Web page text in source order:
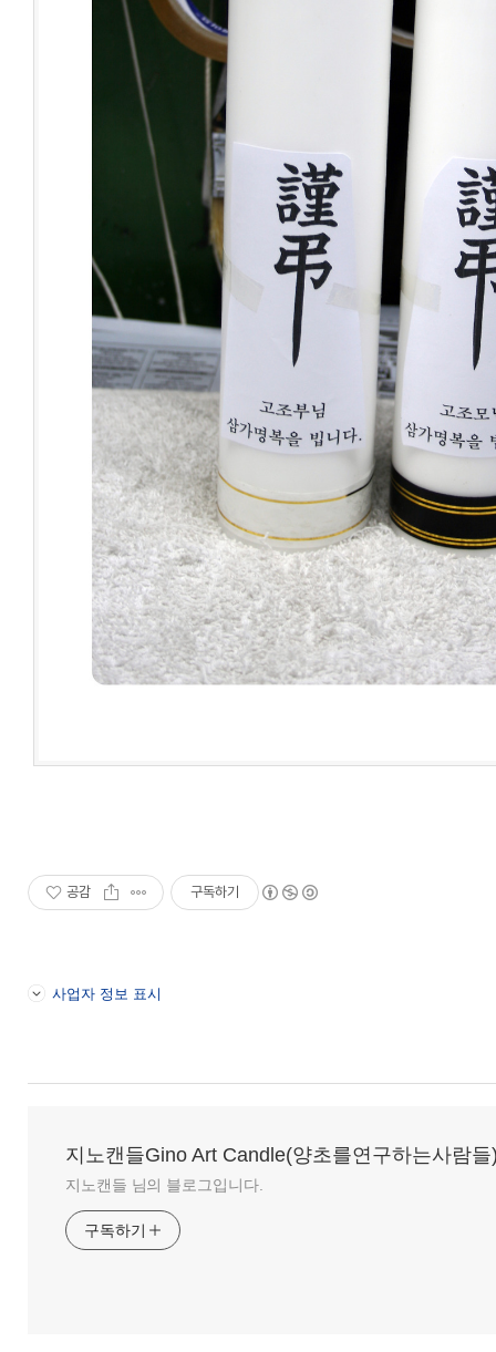
공감 구독하기
사업자 정보 표시
지노캔들Gino Art Candle(양초를연구하는사람들
지노캔들 님의 블로그입니다.
구독하기